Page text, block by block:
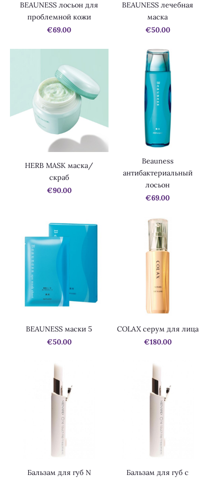
BEAUNESS лосьон для
проблемной кожи
€69.00
BEAUNESS лечебная
маска
€50.00
HERB MASK маска/
скраб
€90.00
Beauness
антибактериальный
лосьон
€69.00
BEAUNESS маски 5
€50.00
COLAX серум для лица
€180.00
Бальзам для губ N
Бальзам для губ с